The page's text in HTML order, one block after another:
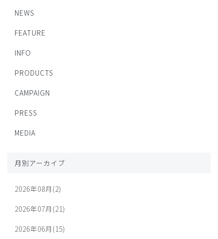
NEWS
FEATURE
INFO
PRODUCTS
CAMPAIGN
PRESS
MEDIA
月別アーカイブ
2026年08月(2)
2026年07月(21)
2026年06月(15)